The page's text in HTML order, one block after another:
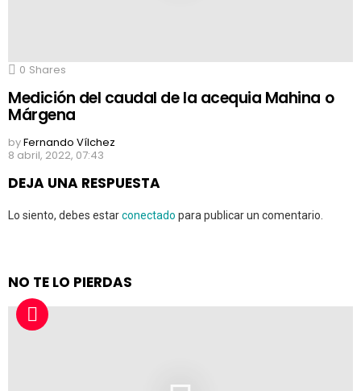
0 Shares
Medición del caudal de la acequia Mahina o
Márgena
byFernando Vílchez
8 abril, 2022, 07:43
DEJA UNA RESPUESTA
Lo siento, debes estarconectado para publicar un comentario.
NO TE LO PIERDAS